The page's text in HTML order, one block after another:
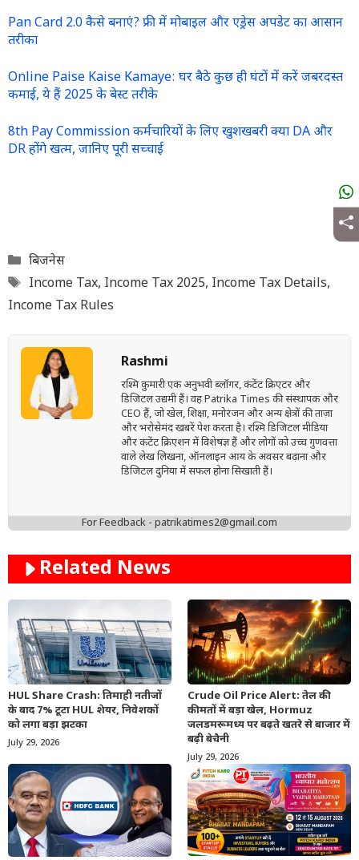
Pan Card 2.0 कैसे बनाएं? फ्री में मोबाइल और एड्रेस अपडेट का आसान
तरीका
Online Paise Kaise Kamaye: घर बैठे कुछ ही घंटों में करें जबरदस्त
कमाई, ये हैं 2025 के बेस्ट तरीके
8th Pay Commission कर्मचारियों के लिए खुशखबरी क्या DA और
DR होंगे खत्म, जानिए पूरी सच्चाई
Categories
बिजनेस
Tags
Income Tax, Income Tax 2025, Income Tax Details,
Income Tax Rules
Rashmi
रश्मि कुमारी एक अनुभवी ब्लॉगर, कंटेंट क्रिएटर और
डिजिटल उद्यमी हैं। वह Patrika Times की संस्थापक और
CEO हैं, जो खेल, शिक्षा, मनोरंजन और अन्य क्षेत्रों की ताज़ा
और भरोसेमंद खबरें पेश करता है। रश्मि डिजिटल मीडिया
और कंटेंट क्रिएशन में विशेषज्ञ हैं और लोगों को उच्च गुणवत्ता
वाले लेख लिखना, ऑनलाइन आय के अवसर बढ़ाना और
डिजिटल दुनिया में सफल होना सिखाती हैं।
For Feedback - patrikatimes2@gmail.com
Related News
HUL Share Crash: तिमाही नतीजों
के बाद 7% टूटा HUL शेयर, निवेशकों
को लगा बड़ा झटका
July 29, 2026
Crude Oil Price Alert: तेल की
कीमतों में बड़ा खेल, Hormuz
जलडमरूमध्य पर बढ़ते खतरे से बाजार में
बढ़ी बेचैनी
July 29, 2026